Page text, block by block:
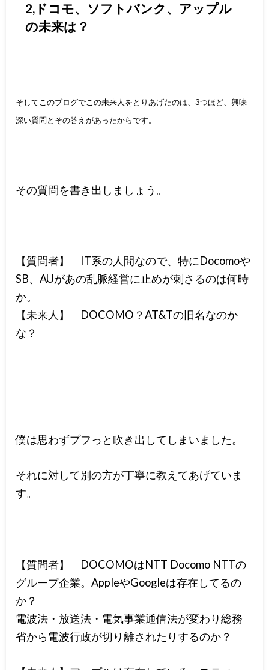
2,ドコモ、ソフトバンク、アップル
の未来は？
そしてこのブログでこの未来人をとりあげたのは、3つほど、興味
深い質問とその答えがあったからです。
その質問を書き出しましょう。
【質問者】 IT系の人間なので、特にDocomoや
SB、AUがあの乱脈経営に止めが刺さるのは何時
か。
【未来人】 DOCOMO？AT&Tの旧名なのか
な？
僕は思わずプフっと吹き出してしまいました。
それに対して別の方が丁寧に教えてあげていま
す。
【質問者】 DOCOMOはNTT Docomo NTTの
グループ企業。AppleやGoogleは存在してるの
か？
電波法・放送法・電気事業通信法が変わり総務
省から電波行政が切り離されたりするのか？